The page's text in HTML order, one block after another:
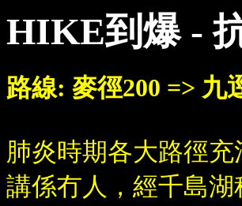
HIKE到爆 -
路線: 麥徑200 => 九
肺炎時期各大路徑
講係冇人，經千島